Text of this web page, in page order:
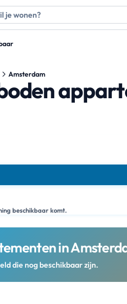
Amsterdam
beschikbaar komt.
in
die nog beschikbaar zijn.